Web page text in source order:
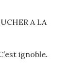
A LA
ignoble.